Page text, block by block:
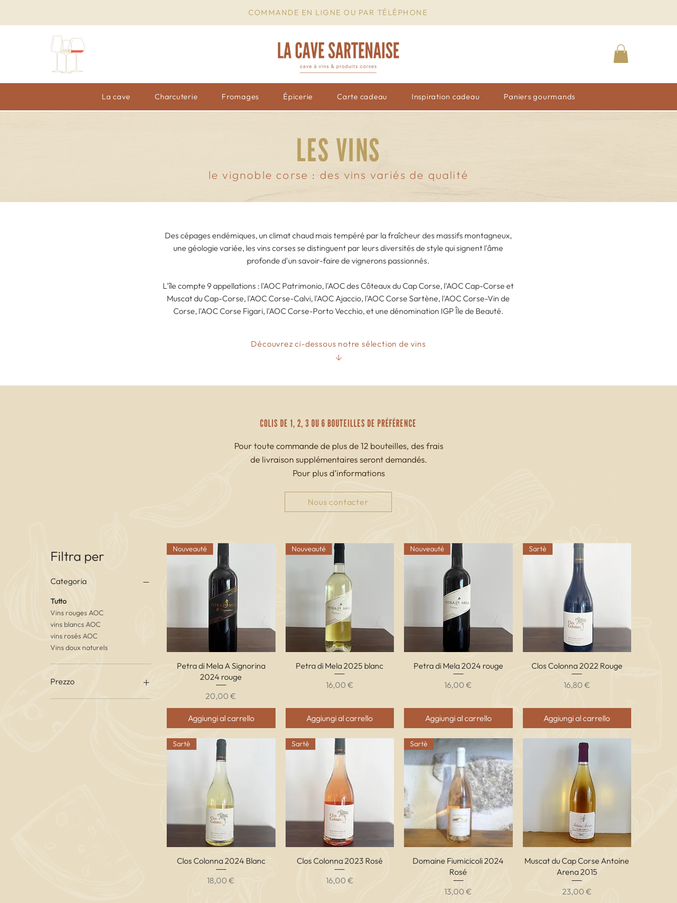
COMMANDE EN LIGNE OU PAR TÉLÉPHONE
La cave Charcuterie Fromages Épicerie Carte cadeau Inspiration cadeau Paniers gourmands
LES VINS
le vignoble corse : des vins variés de qualité
Des cépages endémiques, un climat chaud mais tempéré par la fraîcheur des massifs montagneux,
une géologie variée, les vins corses se distinguent par leurs diversités de style qui signent l'âme
profonde d'un savoir-faire de vignerons passionnés.
L'île compte 9 appellations : l'AOC Patrimonio, l'AOC des Côteaux du Cap Corse, l'AOC Cap-Corse et
Muscat du Cap-Corse, l'AOC Corse-Calvi, l'AOC Ajaccio, l'AOC Corse Sartène, l'AOC Corse-Vin de
Corse, l'AOC Corse Figari, l'AOC Corse-Porto Vecchio, et une dénomination IGP Île de Beauté.
Découvrez ci-dessous notre sélection de vins
COLIS DE 1, 2, 3 OU 6 BOUTEILLES DE PRÉFÉRENCE
Pour toute commande de plus de 12 bouteilles, des frais
de livraison supplémentaires seront demandés.
Pour plus d’informations
Nous contacter
Filtra per
Categoria
Tutto
Vins rouges AOC
vins blancs AOC
vins rosés AOC
Vins doux naturels
Prezzo
Vista rapida
Nouveauté
Petra di Mela A Signorina
2024 rouge
Prezzo
20,00 €
Aggiungi al carrello
Vista rapida
Nouveauté
Petra di Mela 2025 blanc
Prezzo
16,00 €
Aggiungi al carrello
Vista rapida
Nouveauté
Petra di Mela 2024 rouge
Prezzo
16,00 €
Aggiungi al carrello
Vista rapida
Sartè
Clos Colonna 2022 Rouge
Prezzo
16,80 €
Aggiungi al carrello
Vista rapida
Sartè
Clos Colonna 2024 Blanc
Prezzo
18,00 €
Vista rapida
Sartè
Clos Colonna 2023 Rosé
Prezzo
16,00 €
Vista rapida
Sartè
Domaine Fiumicicoli 2024
Rosé
Prezzo
13,00 €
Vista rapida
Muscat du Cap Corse Antoine
Arena 2015
Prezzo
23,00 €